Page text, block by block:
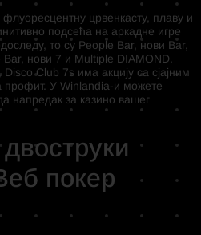
црвенкасту, плаву и
подсећа на аркадне игре
то су People Bar, нови Bar,
нови 7 и Multiple DIAMOND.
Club 7s има акцију са сјајним
профит. У Winlandia-и можете
напредак за казино вашег
покер